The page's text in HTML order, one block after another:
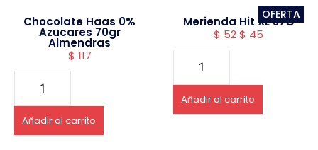
Chocolate Haas 0%
Azucares 70gr
Almendras
$ 117
Añadir al carrito
OFERTA
Merienda Hit XL 37G
$52$ 45
Añadir al carrito